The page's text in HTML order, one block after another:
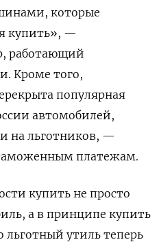
которые
купить», —
работающий
Кроме того,
популярная
автомобилей,
на льготников, —
платежам.
купить не просто
а в принципе купить
утиль теперь